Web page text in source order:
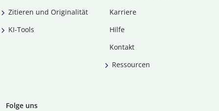
Zitieren und Originalität
KI-Tools
Karriere
Hilfe
Kontakt
Ressourcen
Folge uns